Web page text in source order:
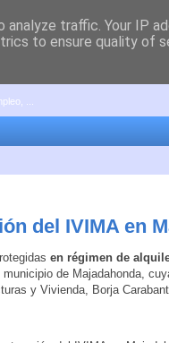
...
del IVIMA en
en régimen de
municipio de Majadahonda,
y Vivienda, Borja
traffic. Your IP
to ensure quality of